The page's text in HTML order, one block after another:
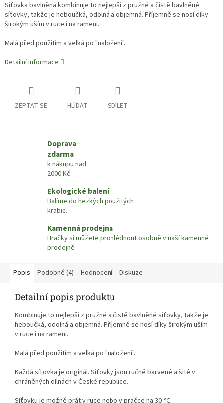
Síťovka bavlněná kombinuje to nejlepší z pružné a čistě bavlněné
síťovky, takže je heboučká, odolná a objemná. Příjemně se nosí díky
širokým uším v ruce i na rameni.
Malá před použitím a velká po "naložení".
Detailní informace
ZEPTAT SE HLÍDAT SDÍLET
Doprava
zdarma
k nákupu nad
2000 Kč
Ekologické balení
Balíme do hezkých použitých
krabic.
Kamenná prodejna
Hračky si můžete prohlédnout osobně v naší kamenné
prodejně
Popis Podobné (4) Hodnocení Diskuze
Detailní popis produktu
Kombinuje to nejlepší z pružné a čistě bavlněné síťovky, takže je
heboučká, odolná a objemná. Příjemně se nosí díky širokým uším
v ruce i na rameni.
Malá před použitím a velká po "naložení".
Každá síťovka je originál. Síťovky jsou ručně barvené a šité v
chráněných dílnách v České republice.
Síťovku je možné prát v ruce nebo v pračce na 30 °C.